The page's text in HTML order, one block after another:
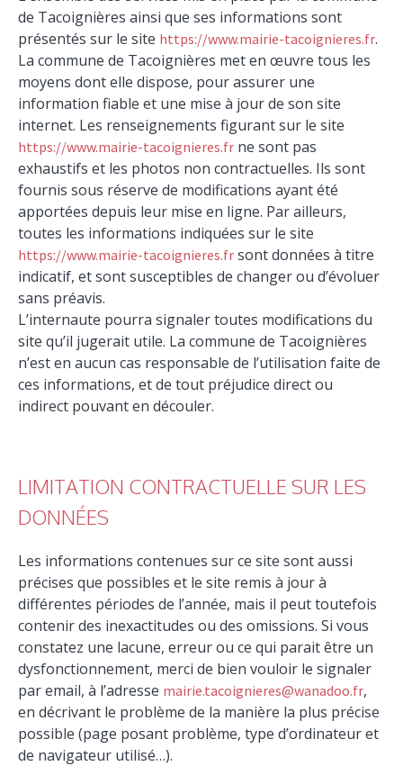
de Tacoignières ainsi que ses informations sont
présentés sur le site https://www.mairie-tacoignieres.fr.
La commune de Tacoignières met en œuvre tous les
moyens dont elle dispose, pour assurer une
information fiable et une mise à jour de son site
internet. Les renseignements figurant sur le site
https://www.mairie-tacoignieres.fr ne sont pas
exhaustifs et les photos non contractuelles. Ils sont
fournis sous réserve de modifications ayant été
apportées depuis leur mise en ligne. Par ailleurs,
toutes les informations indiquées sur le site
https://www.mairie-tacoignieres.fr sont données à titre
indicatif, et sont susceptibles de changer ou d’évoluer
sans préavis.
L’internaute pourra signaler toutes modifications du
site qu’il jugerait utile. La commune de Tacoignières
n’est en aucun cas responsable de l’utilisation faite de
ces informations, et de tout préjudice direct ou
indirect pouvant en découler.
LIMITATION CONTRACTUELLE SUR LES
DONNÉES
Les informations contenues sur ce site sont aussi
précises que possibles et le site remis à jour à
différentes périodes de l’année, mais il peut toutefois
contenir des inexactitudes ou des omissions. Si vous
constatez une lacune, erreur ou ce qui parait être un
dysfonctionnement, merci de bien vouloir le signaler
par email, à l’adresse mairie.tacoignieres@wanadoo.fr,
en décrivant le problème de la manière la plus précise
possible (page posant problème, type d’ordinateur et
de navigateur utilisé…).